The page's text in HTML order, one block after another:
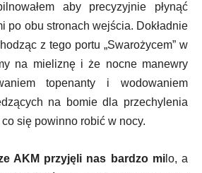
aby precyzyjnie płynąć
po obu stronach wejścia. Dokładnie
z tego portu „Swarożycem” w
na mieliznę i że nocne manewry
topenanty i wodowaniem
na bomie dla przechylenia
co się powinno robić w nocy.
AKM przyjęli nas bardzo milo, a